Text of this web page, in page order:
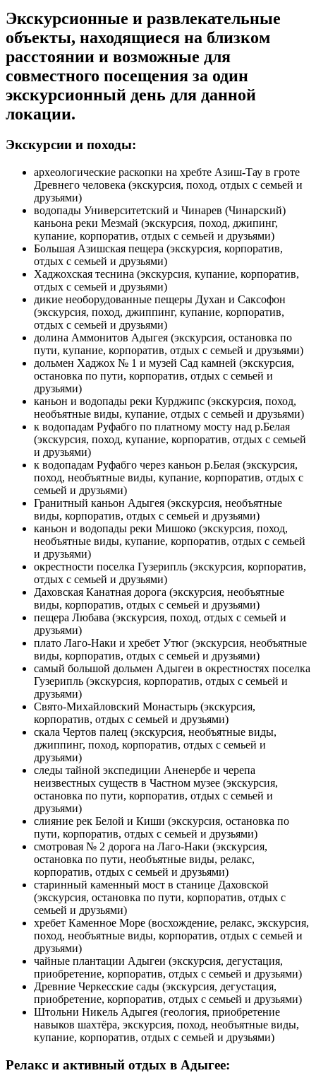
Экскурсионные и развлекательные
объекты, находящиеся на близком
расстоянии и возможные для
совместного посещения за один
экскурсионный день для данной
локации.
Экскурсии и походы:
археологические раскопки на хребте Азиш-Тау в гроте
Древнего человека (экскурсия, поход, отдых с семьей и
друзьями)
водопады Университетский и Чинарев (Чинарский)
каньона реки Мезмай (экскурсия, поход, джипинг,
купание, корпоратив, отдых с семьей и друзьями)
Большая Азишская пещера (экскурсия, корпоратив,
отдых с семьей и друзьями)
Хаджохская теснина (экскурсия, купание, корпоратив,
отдых с семьей и друзьями)
дикие необорудованные пещеры Духан и Саксофон
(экскурсия, поход, джиппинг, купание, корпоратив,
отдых с семьей и друзьями)
долина Аммонитов Адыгея (экскурсия, остановка по
пути, купание, корпоратив, отдых с семьей и друзьями)
дольмен Хаджох № 1 и музей Сад камней (экскурсия,
остановка по пути, корпоратив, отдых с семьей и
друзьями)
каньон и водопады реки Курджипс (экскурсия, поход,
необъятные виды, купание, отдых с семьей и друзьями)
к водопадам Руфабго по платному мосту над р.Белая
(экскурсия, поход, купание, корпоратив, отдых с семьей
и друзьями)
к водопадам Руфабго через каньон р.Белая (экскурсия,
поход, необъятные виды, купание, корпоратив, отдых с
семьей и друзьями)
Гранитный каньон Адыгея (экскурсия, необъятные
виды, корпоратив, отдых с семьей и друзьями)
каньон и водопады реки Мишоко (экскурсия, поход,
необъятные виды, купание, корпоратив, отдых с семьей
и друзьями)
окрестности поселка Гузерипль (экскурсия, корпоратив,
отдых с семьей и друзьями)
Даховская Канатная дорога (экскурсия, необъятные
виды, корпоратив, отдых с семьей и друзьями)
пещера Любава (экскурсия, поход, отдых с семьей и
друзьями)
плато Лаго-Наки и хребет Утюг (экскурсия, необъятные
виды, корпоратив, отдых с семьей и друзьями)
самый большой дольмен Адыгеи в окрестностях поселка
Гузерипль (экскурсия, корпоратив, отдых с семьей и
друзьями)
Свято-Михайловский Монастырь (экскурсия,
корпоратив, отдых с семьей и друзьями)
скала Чертов палец (экскурсия, необъятные виды,
джиппинг, поход, корпоратив, отдых с семьей и
друзьями)
следы тайной экспедиции Аненербе и черепа
неизвестных существ в Частном музее (экскурсия,
остановка по пути, корпоратив, отдых с семьей и
друзьями)
слияние рек Белой и Киши (экскурсия, остановка по
пути, корпоратив, отдых с семьей и друзьями)
смотровая № 2 дорога на Лаго-Наки (экскурсия,
остановка по пути, необъятные виды, релакс,
корпоратив, отдых с семьей и друзьями)
старинный каменный мост в станице Даховской
(экскурсия, остановка по пути, корпоратив, отдых с
семьей и друзьями)
хребет Каменное Море (восхождение, релакс, экскурсия,
поход, необъятные виды, корпоратив, отдых с семьей и
друзьями)
чайные плантации Адыгеи (экскурсия, дегустация,
приобретение, корпоратив, отдых с семьей и друзьями)
Древние Черкесские сады (экскурсия, дегустация,
приобретение, корпоратив, отдых с семьей и друзьями)
Штольни Никель Адыгея (геология, приобретение
навыков шахтёра, экскурсия, поход, необъятные виды,
купание, корпоратив, отдых с семьей и друзьями)
Релакс и активный отдых в Адыгее: